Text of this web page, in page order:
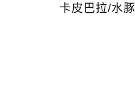
卡皮巴拉/水豚